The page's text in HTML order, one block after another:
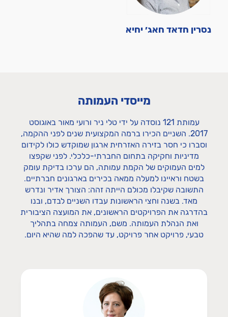
נסרין חדאד חאג׳ יחיא
מייסדי העמותה
עמותת 121 נוסדה על ידי טלי ניר ורועי מאור באוגוסט
2017. השניים הכירו ברמה המקצועית שנים לפני ההקמה,
וסברו כי חסר בזירה האזרחית ארגון שמוקדש כולו לקידום
מדיניות וחקיקה בתחום החברתי-כלכלי. לפני שקפצו
למים העמוקים של הקמת עמותה, הם ערכו בדיקת עומק
בשטח וראיינו למעלה ממאה בכירים בארגונים חברתיים.
התשובה שקיבלו מכולם הייתה זהה: הצורך אדיר ונדרש
מאד. בשנה וחצי הראשונות עבדו השניים לבדם, ובנו
בהדרגה את הפרויקטים הראשונים, את המועצה הציבורית
ואת הנהלת העמותה. משם, העמותה צמחה בתהליך
טבעי, פרויקט אחר פרויקט, עד שהפכה למה שהיא היום.